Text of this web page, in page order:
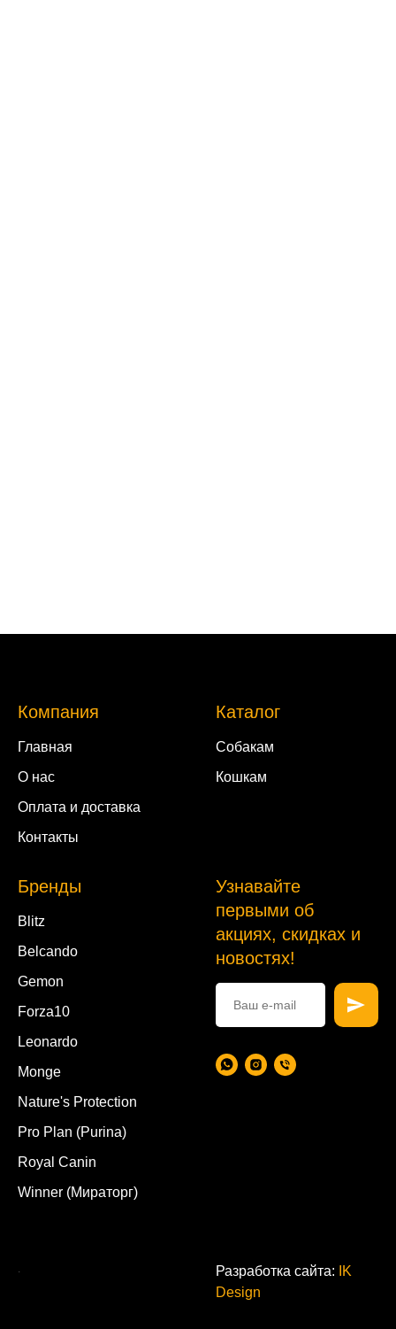
Компания
Главная
О нас
Оплата и доставка
Контакты
Каталог
Собакам
Кошкам
Бренды
Blitz
Belcando
Gemon
Forza10
Leonardo
Monge
Nature's Protection
Pro Plan (Purina)
Royal Canin
Winner (Мираторг)
Узнавайте
первыми об
акциях, скидках и
новостях!
Разработка сайта:
IK
Design